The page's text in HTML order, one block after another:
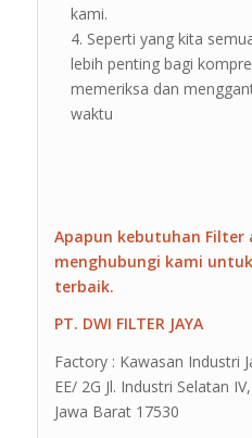
kami.
Seperti yang kita
lebih penting bagi
memeriksa dan
waktu
Apapun kebutuhan Filter
menghubungi kami
terbaik.
PT. DWI FILTER JAYA
Factory : Kawasan Industri
EE/ 2G Jl. Industri Selatan
Jawa Barat 17530